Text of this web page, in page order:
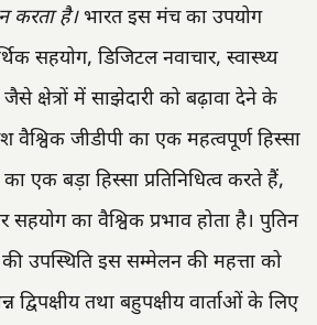
करता है।भारत इस मंच का उपयोग
सहयोग, डिजिटल नवाचार, स्वास्थ्य
क्षेत्रों में साझेदारी को बढ़ावा देने के
वैश्विक जीडीपी का एक महत्वपूर्ण हिस्सा
एक बड़ा हिस्सा प्रतिनिधित्व करते हैं,
का वैश्विक प्रभाव होता है। पुतिन
उपस्थिति इस सम्मेलन की महत्ता को
द्विपक्षीय तथा बहुपक्षीय वार्ताओं के लिए